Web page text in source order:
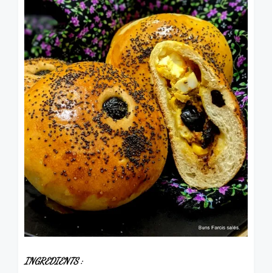
INGREDIENTS :